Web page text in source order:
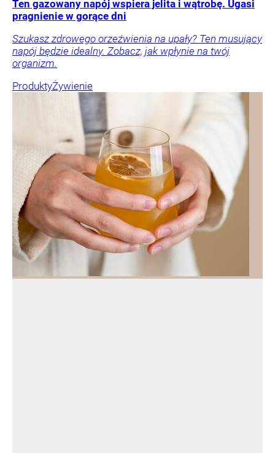
Ten gazowany napój wspiera jelita i wątrobę. Ugasi
pragnienie w gorące dni
Szukasz zdrowego orzeźwienia na upały? Ten musujący
napój będzie idealny. Zobacz, jak wpłynie na twój
organizm.
ProduktyŻywienie